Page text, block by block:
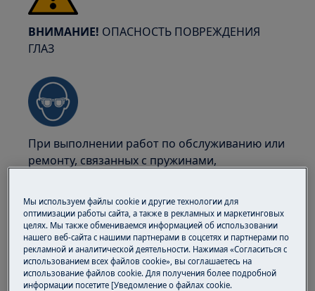
ВНИМАНИЕ! ОПАСНОСТЬ ПОВРЕЖДЕНИЯ
ГЛАЗ
При выполнении работ по обслуживанию или
ремонту, связанных с пружинами,
ВНИМАНИЕ!ОПАСНОСТЬ ЗАЩЕМЛЕНИЯ
Мы используем файлы cookie и другие технологии для
оптимизации работы сайта, а также в рекламных и маркетинговых
целях. Мы также обмениваемся информацией об использовании
нашего веб-сайта с нашими партнерами в соцсетях и партнерами по
рекламной и аналитической деятельности. Нажимая «Согласиться с
использованием всех файлов cookie», вы соглашаетесь на
использование файлов cookie. Для получения более подробной
информации посетите [Уведомление о файлах cookie.